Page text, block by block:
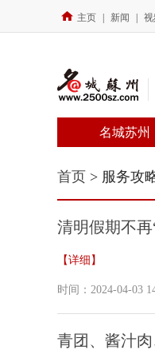
主页 新闻
名城苏州
首页 > 服务攻
清明假期不
【详细】
时间：2024-04-03
青团、酱汁